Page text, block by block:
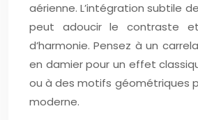
aérienne. L’intégration subtile
peut adoucir le contraste
d’harmonie. Pensez à un
en damier pour un effet
ou à des motifs géométriques
moderne.